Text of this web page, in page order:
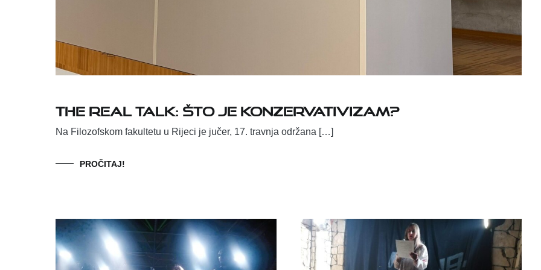
THE REAL TALK: ŠTO JE KONZERVATIVIZAM?
Na Filozofskom fakultetu u Rijeci je jučer, 17. travnja održana […]
PROČITAJ!